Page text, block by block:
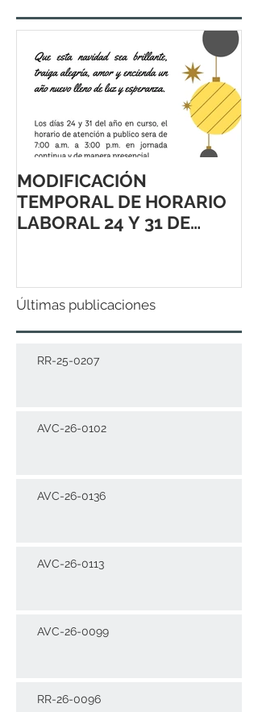
MODIFICACIÓN
TEMPORAL DE HORARIO
LABORAL 24 Y 31 DE
Últimas publicaciones
RR-25-0207
AVC-26-0102
AVC-26-0136
AVC-26-0113
AVC-26-0099
RR-26-0096